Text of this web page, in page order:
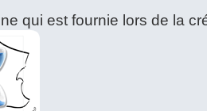
qui est fournie lors de la